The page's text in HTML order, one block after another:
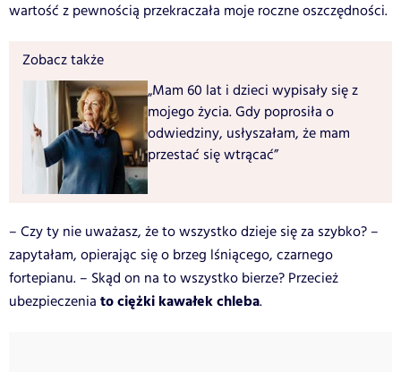
wartość z pewnością przekraczała moje roczne oszczędności.
Zobacz także
„Mam 60 lat i dzieci wypisały się z
mojego życia. Gdy poprosiła o
odwiedziny, usłyszałam, że mam
przestać się wtrącać”
– Czy ty nie uważasz, że to wszystko dzieje się za szybko? –
zapytałam, opierając się o brzeg lśniącego, czarnego
fortepianu. – Skąd on na to wszystko bierze? Przecież
ubezpieczenia to ciężki kawałek chleba.